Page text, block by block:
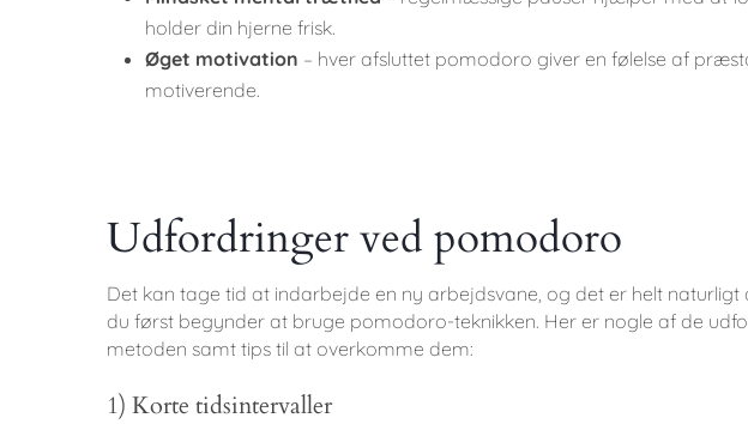
holder din hjerne frisk.
Øget motivation – hver afsluttet pomodoro giver en følelse af
motiverende.
Udfordringer ved pomodoro
Det kan tage tid at indarbejde en ny arbejdsvane, og det er helt
du først begynder at bruge pomodoro-teknikken. Her er nogle af de
metoden samt tips til at overkomme dem:
1) Korte tidsintervaller